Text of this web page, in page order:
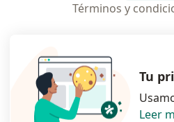
Términos y
Tu
Leer